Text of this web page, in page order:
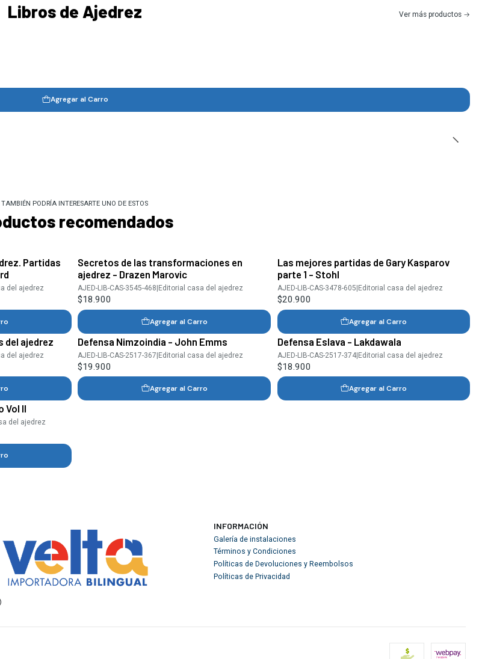
Libros de Ajedrez Ver más productos
Agregar al Carro
TAMBIÉN PODRÍA INTERESARTE UNO DE ESTOS
recomendados
Partidas
del ajedrez
Secretos de las transformaciones en
ajedrez - Drazen Marovic
AJED-LIB-CAS-3545-468 Editorial casa del ajedrez
$18.900
Agregar al Carro
Las mejores partidas de Gary Kasparov
parte 1 - Stohl
AJED-LIB-CAS-3478-605 Editorial casa del ajedrez
$20.900
Agregar al Carro
del ajedrez
del ajedrez
Defensa Nimzoindia - John Emms
AJED-LIB-CAS-2517-367|Editorial casa del ajedrez
$19.900
Agregar al Carro
Defensa Eslava - Lakdawala
AJED-LIB-CAS-2517-374|Editorial casa del ajedrez
$18.900
Agregar al Carro
Vol II
del ajedrez
INFORMACIÓN
Galería de instalaciones
Términos y Condiciones
Políticas de Devoluciones y Reembolsos
Políticas de Privacidad